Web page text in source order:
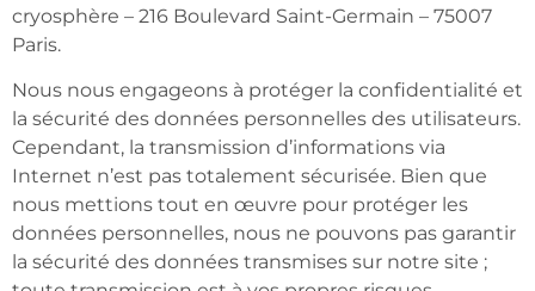
cryosphère – 216 Boulevard Saint-Germain – 75007
Paris.
Nous nous engageons à protéger la confidentialité et
la sécurité des données personnelles des utilisateurs.
Cependant, la transmission d’informations via
Internet n’est pas totalement sécurisée. Bien que
nous mettions tout en œuvre pour protéger les
données personnelles, nous ne pouvons pas garantir
la sécurité des données transmises sur notre site ;